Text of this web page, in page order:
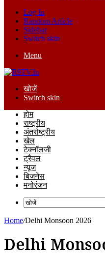
Log In
Random Article
Sidebar
Switch skin
Menu
खोजें
Switch skin
होम
राष्ट्रीय
अंतर्राष्ट्रीय
खेल
टेक्नॉलजी
ट्रैवल
न्यूज
बिजनेस
मनोरंजन
Home/Delhi Monsoon 2026
Delhi